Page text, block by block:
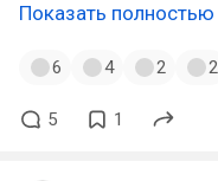
Показать полностью
6 4 2 2
5 1